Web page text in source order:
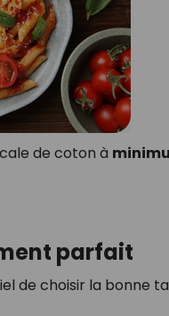
de coton à
parfait
de choisir la bonne